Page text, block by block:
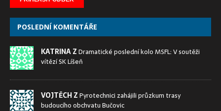
POSLEDNÍ KOMENTÁŘE
KATRINA ZDramatické poslední kolo MSFL: V soutěži
vítězí SK Líšeň
VOJTĚCH ZPyrotechnici zahájili průzkum trasy
budoucího obchvatu Bučovic